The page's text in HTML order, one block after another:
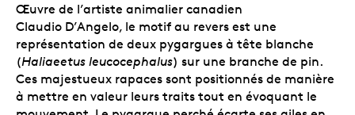
Œuvre de l’artiste animalier canadien
Claudio D’Angelo, le motif au revers est une
représentation de deux pygargues à tête blanche
(Haliaeetus leucocephalus) sur une branche de pin.
Ces majestueux rapaces sont positionnés de manière
à mettre en valeur leurs traits tout en évoquant le